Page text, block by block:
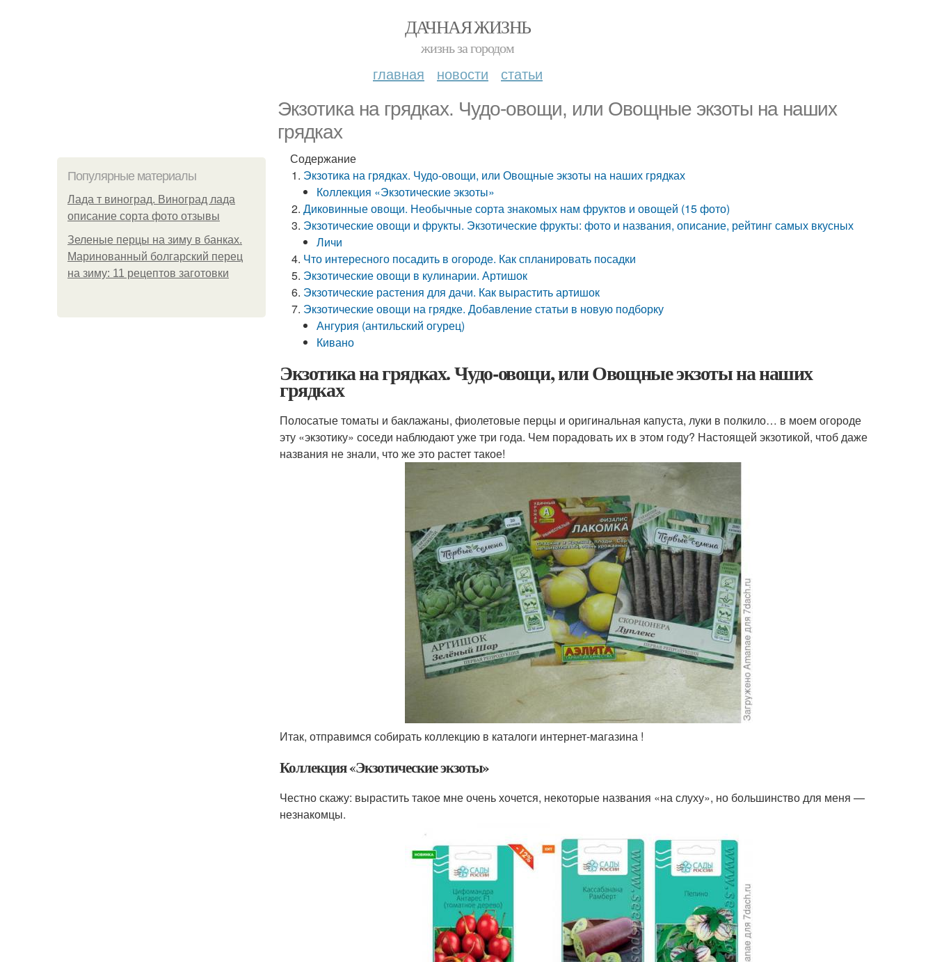
ДАЧНАЯ ЖИЗНЬ
жизнь за городом
главная новости статьи
Экзотика на грядках. Чудо-овощи, или Овощные экзоты на наших
грядках
Популярные материалы
Лада т виноград. Виноград лада
описание сорта фото отзывы
Зеленые перцы на зиму в банках.
Маринованный болгарский перец
на зиму: 11 рецептов заготовки
Содержание
Экзотика на грядках. Чудо-овощи, или Овощные экзоты на наших грядках
Коллекция «Экзотические экзоты»
Диковинные овощи. Необычные сорта знакомых нам фруктов и овощей (15 фото)
Экзотические овощи и фрукты. Экзотические фрукты: фото и названия, описание, рейтинг самых вкусных
Личи
Что интересного посадить в огороде. Как спланировать посадки
Экзотические овощи в кулинарии. Артишок
Экзотические растения для дачи. Как вырастить артишок
Экзотические овощи на грядке. Добавление статьи в новую подборку
Ангурия (антильский огурец)
Кивано
Экзотика на грядках. Чудо-овощи, или Овощные экзоты на наших
грядках
Полосатые томаты и баклажаны, фиолетовые перцы и оригинальная капуста, луки в полкило… в моем огороде
эту «экзотику» соседи наблюдают уже три года. Чем порадовать их в этом году? Настоящей экзотикой, чтоб даже
названия не знали, что же это растет такое!
Итак, отправимся собирать коллекцию в каталоги интернет-магазина !
Коллекция «Экзотические экзоты»
Честно скажу: вырастить такое мне очень хочется, некоторые названия «на слуху», но большинство для меня —
незнакомцы.